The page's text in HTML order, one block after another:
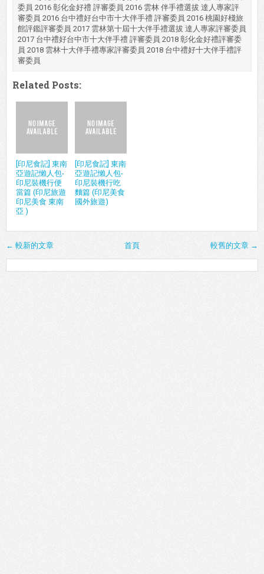
委員 2016 彰化金好禮 評審委員 2016 雲林 伴手禮選拔 達人專家評
審委員 2016 台中禮好台中市十大伴手禮 評審委員 2016 桃園好棧旅
館評鑑評審委員 2017 雲林第十屆十大伴手禮選拔 達人專家評審委員
2017 台中禮好台中市十大伴手禮 評審委員 2018 彰化金好禮評審委
員 2018 雲林十大伴手禮專家評審委員 2018 台中禮好十大伴手禮評
審委員
Related Posts:
[印尼食記] 東南
亞遊記懶人包-
印尼裝機行便
當篇 (印尼旅遊
印尼美食 東南
亞 )
[印尼食記] 東南
亞遊記懶人包-
印尼裝機行吃
麵篇 (印尼美食
國外旅遊)
← 較新的文章 較舊的文章 →
首頁